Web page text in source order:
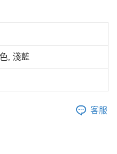
, 淺藍
客服